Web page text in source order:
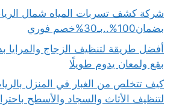
شركة كشف تسربات المياه شمال
بضمان100%..بـ30%خصم فوري
أفضل طريقة لتنظيف الزجاج
بقع ولمعان يدوم طويلًا
كيف تتخلص من الغبار في المنزل
لتنظيف الأثاث والسجاد والأسطح